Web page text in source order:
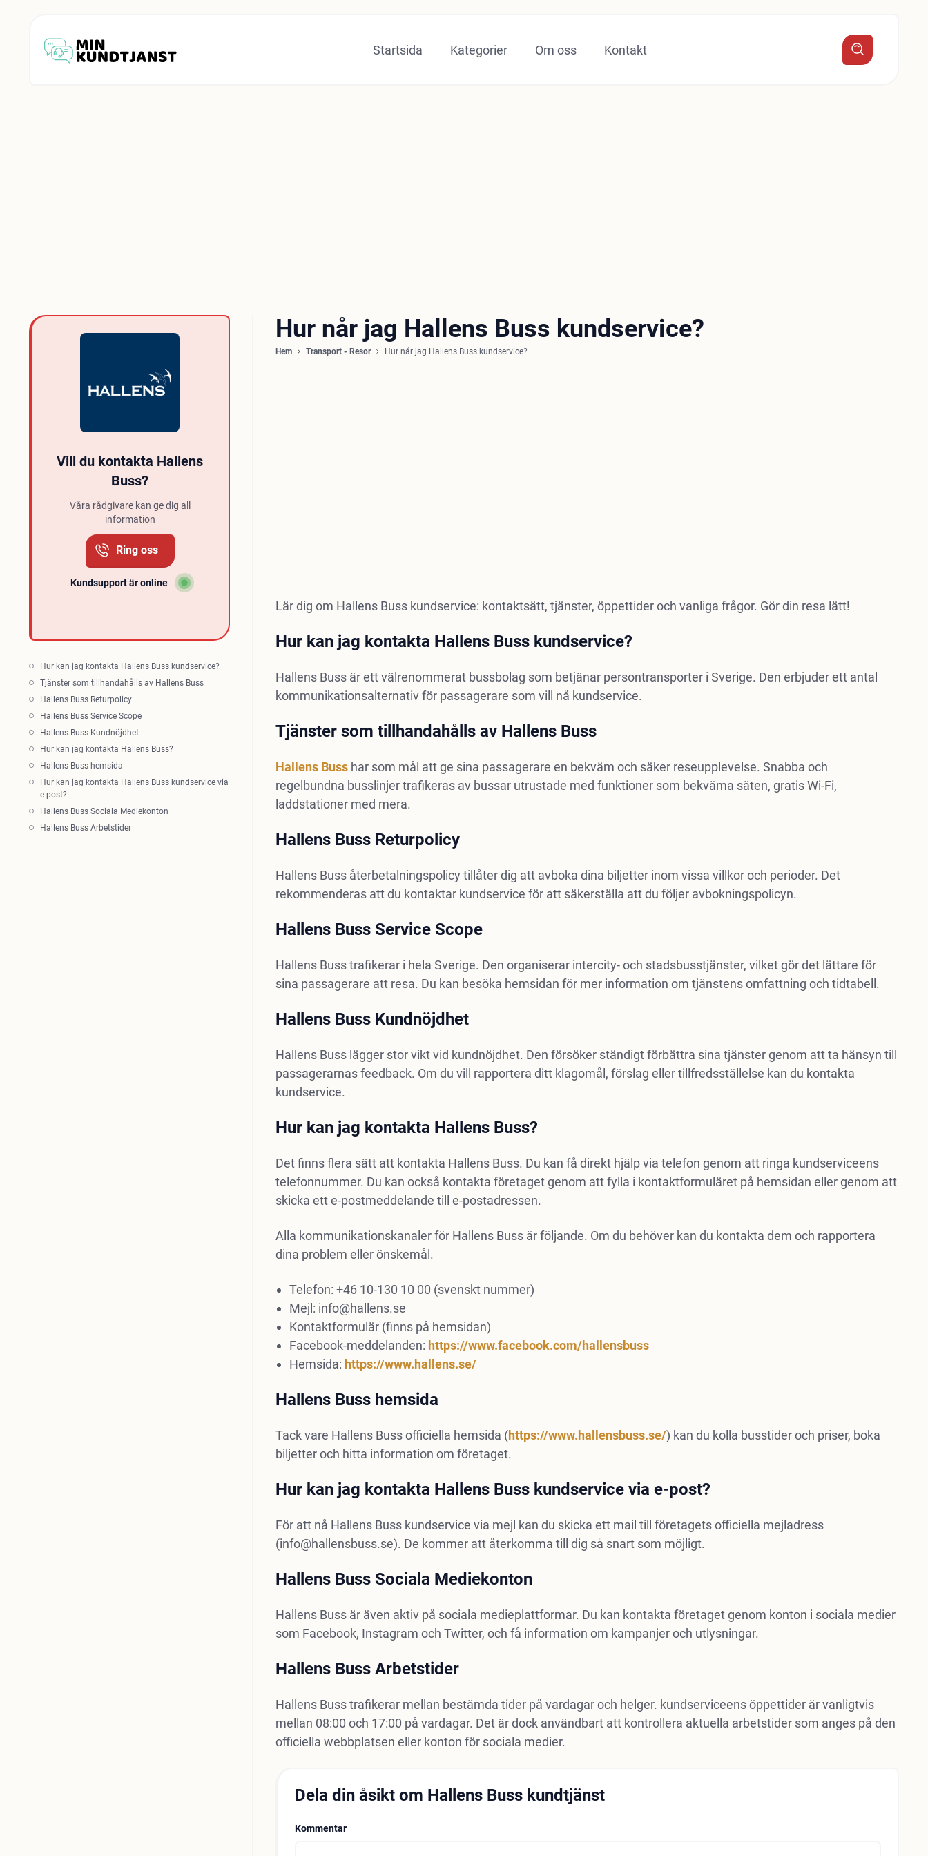
Startsida Kategorier Om oss Kontakt
Vill du kontakta Hallens
Buss?
Våra rådgivare kan ge dig all
information
Ring oss
Kundsupport är online
Hur kan jag kontakta Hallens Buss kundservice?
Tjänster som tillhandahålls av Hallens Buss
Hallens Buss Returpolicy
Hallens Buss Service Scope
Hallens Buss Kundnöjdhet
Hur kan jag kontakta Hallens Buss?
Hallens Buss hemsida
Hur kan jag kontakta Hallens Buss kundservice via
e-post?
Hallens Buss Sociala Mediekonton
Hallens Buss Arbetstider
Hur når jag Hallens Buss kundservice?
Hem Transport - Resor Hur når jag Hallens Buss kundservice?
Lär dig om Hallens Buss kundservice: kontaktsätt, tjänster, öppettider och vanliga frågor. Gör din resa lätt!
Hur kan jag kontakta Hallens Buss kundservice?
Hallens Buss är ett välrenommerat bussbolag som betjänar persontransporter i Sverige. Den erbjuder ett antal
kommunikationsalternativ för passagerare som vill nå kundservice.
Tjänster som tillhandahålls av Hallens Buss
Hallens Busshar som mål att ge sina passagerare en bekväm och säker reseupplevelse. Snabba och
regelbundna busslinjer trafikeras av bussar utrustade med funktioner som bekväma säten, gratis Wi-Fi,
laddstationer med mera.
Hallens Buss Returpolicy
Hallens Buss återbetalningspolicy tillåter dig att avboka dina biljetter inom vissa villkor och perioder. Det
rekommenderas att du kontaktar kundservice för att säkerställa att du följer avbokningspolicyn.
Hallens Buss Service Scope
Hallens Buss trafikerar i hela Sverige. Den organiserar intercity- och stadsbusstjänster, vilket gör det lättare för
sina passagerare att resa. Du kan besöka hemsidan för mer information om tjänstens omfattning och tidtabell.
Hallens Buss Kundnöjdhet
Hallens Buss lägger stor vikt vid kundnöjdhet. Den försöker ständigt förbättra sina tjänster genom att ta hänsyn till
passagerarnas feedback. Om du vill rapportera ditt klagomål, förslag eller tillfredsställelse kan du kontakta
kundservice.
Hur kan jag kontakta Hallens Buss?
Det finns flera sätt att kontakta Hallens Buss. Du kan få direkt hjälp via telefon genom att ringa kundserviceens
telefonnummer. Du kan också kontakta företaget genom att fylla i kontaktformuläret på hemsidan eller genom att
skicka ett e-postmeddelande till e-postadressen.
Alla kommunikationskanaler för Hallens Buss är följande. Om du behöver kan du kontakta dem och rapportera
dina problem eller önskemål.
Telefon: +46 10-130 10 00 (svenskt nummer)
Mejl: info@hallens.se
Kontaktformulär (finns på hemsidan)
Facebook-meddelanden: https://www.facebook.com/hallensbuss
Hemsida: https://www.hallens.se/
Hallens Buss hemsida
Tack vare Hallens Buss officiella hemsida (https://www.hallensbuss.se/) kan du kolla busstider och priser, boka
biljetter och hitta information om företaget.
Hur kan jag kontakta Hallens Buss kundservice via e-post?
För att nå Hallens Buss kundservice via mejl kan du skicka ett mail till företagets officiella mejladress
(info@hallensbuss.se). De kommer att återkomma till dig så snart som möjligt.
Hallens Buss Sociala Mediekonton
Hallens Buss är även aktiv på sociala medieplattformar. Du kan kontakta företaget genom konton i sociala medier
som Facebook, Instagram och Twitter, och få information om kampanjer och utlysningar.
Hallens Buss Arbetstider
Hallens Buss trafikerar mellan bestämda tider på vardagar och helger. kundserviceens öppettider är vanligtvis
mellan 08:00 och 17:00 på vardagar. Det är dock användbart att kontrollera aktuella arbetstider som anges på den
officiella webbplatsen eller konton för sociala medier.
Dela din åsikt om Hallens Buss kundtjänst
Kommentar